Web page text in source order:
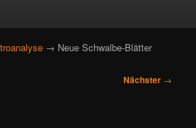
→ Neue Schwalbe-Blätter
Nächster →